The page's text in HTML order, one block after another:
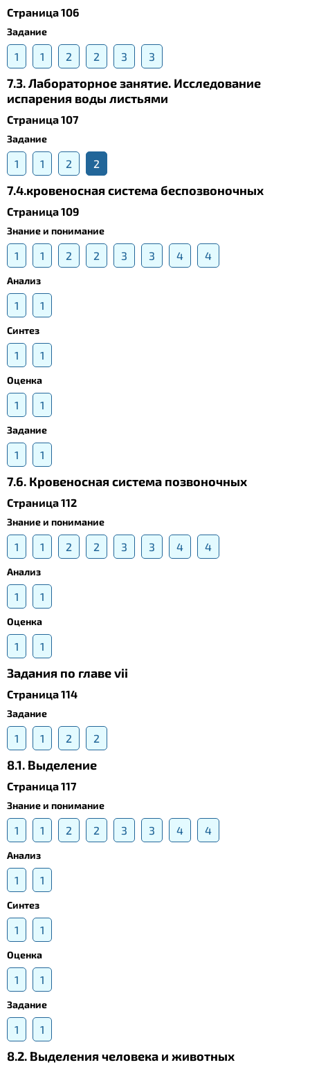
Страница 106
Задание
1 1 2 2 3 3
7.3. Лабораторное занятие. Исследование
испарения воды листьями
Страница 107
Задание
1 1 2 2
7.4.кровеносная система беспозвоночных
Страница 109
Знание и понимание
1 1 2 2 3 3 4 4
Анализ
1 1
Синтез
1 1
Оценка
1 1
Задание
1 1
7.6. Кровеносная система позвоночных
Страница 112
Знание и понимание
1 1 2 2 3 3 4 4
Анализ
1 1
Оценка
1 1
Задания по главе vii
Страница 114
Задание
1 1 2 2
8.1. Выделение
Страница 117
Знание и понимание
1 1 2 2 3 3 4 4
Анализ
1 1
Синтез
1 1
Оценка
1 1
Задание
1 1
8.2. Выделения человека и животных